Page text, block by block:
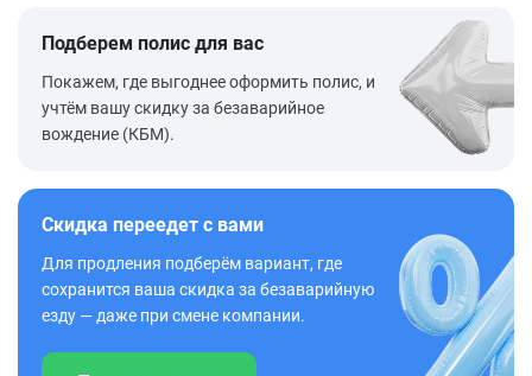
Подберем полис для вас
Покажем, где выгоднее оформить полис, и
учтём вашу скидку за безаварийное
вождение (КБМ).
Скидка переедет с вами
Для продления подберём вариант, где
сохранится ваша скидка за безаварийную
езду — даже при смене компании.